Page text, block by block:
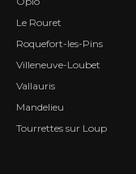
Le Rouret
Roquefort-les-Pins
Villeneuve-Loubet
Vallauris
Mandelieu
Tourrettes sur Loup